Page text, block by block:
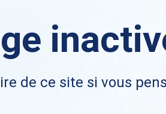
de ce site si vous